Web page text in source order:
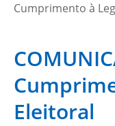
Cumprimento à
Eleitoral